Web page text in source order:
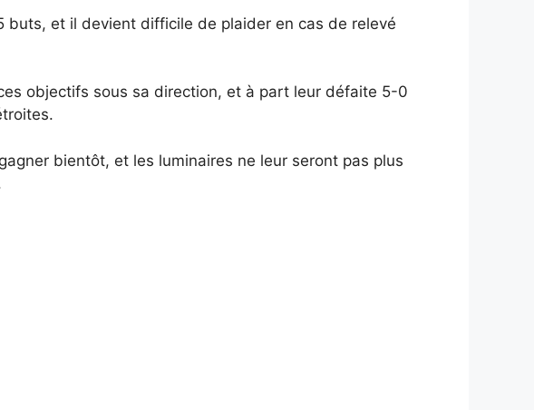
buts, et il devient difficile de plaider en cas de relevé
objectifs sous sa direction, et à part leur défaite 5-0
bientôt, et les luminaires ne leur seront pas plus